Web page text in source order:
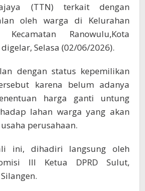
(TTN) terkait dengan
oleh warga di Kelurahan
Kecamatan Ranowulu,Kota
Selasa (02/06/2026).
dengan status kepemilikan
karena belum adanya
harga ganti untung
lahan warga yang akan
perusahaan.
ini, dihadiri langsung oleh
III Ketua DPRD Sulut,